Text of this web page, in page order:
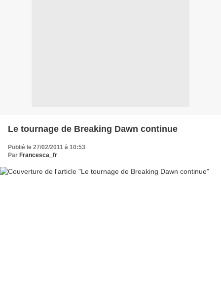
Le tournage de Breaking Dawn continue
Publié le 27/02/2011 à 10:53
Par Francesca_fr